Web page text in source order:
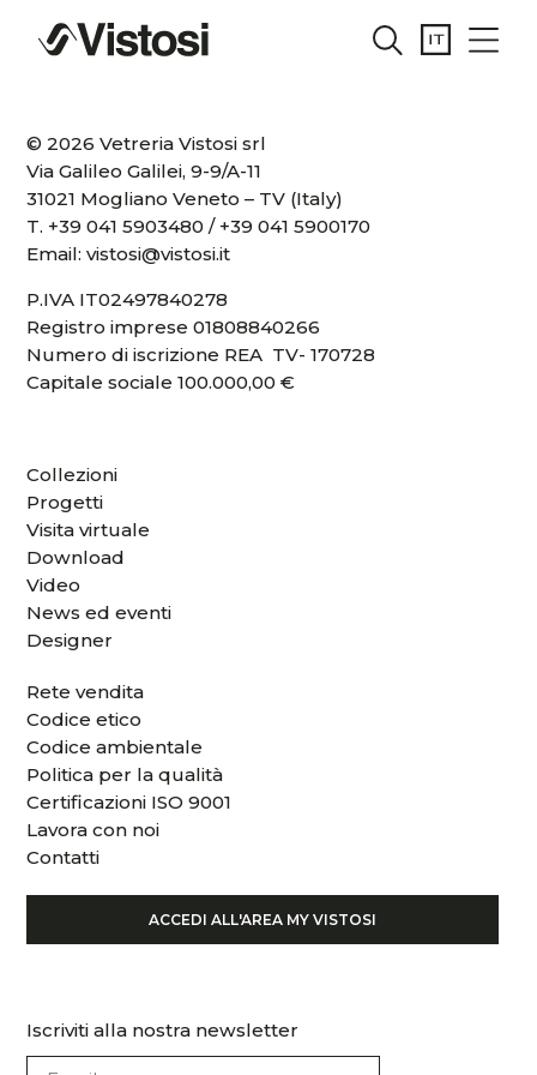
© 2026 Vetreria Vistosi srl
Via Galileo Galilei, 9-9/A-11
31021 Mogliano Veneto – TV (Italy)
T. +39 041 5903480 / +39 041 5900170
Email:vistosi@vistosi.it
P.IVA IT02497840278
Registro imprese 01808840266
Numero di iscrizione REA TV- 170728
Capitale sociale 100.000,00 €
Collezioni
Progetti
Visita virtuale
Download
Video
News ed eventi
Designer
Rete vendita
Codice etico
Codice ambientale
Politica per la qualità
Certificazioni ISO 9001
Lavora con noi
Contatti
ACCEDI ALL'AREA MY VISTOSI
Iscriviti alla nostra newsletter